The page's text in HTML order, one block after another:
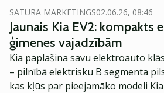
SATURA MĀRKETINGS02.06.26, 08:46
Jaunais Kia EV2: kompakts
ģimenes vajadzībām
Kia paplašina savu elektroauto
– pilnībā elektrisku B segmenta
kas kļūs par pieejamāko modeli